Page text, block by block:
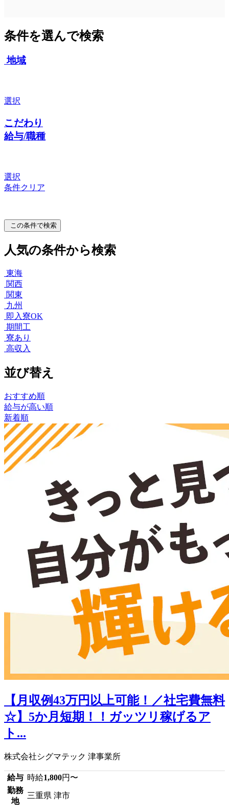
条件を選んで検索
地域
選択
こだわり
給与/職種
選択
条件クリア
この条件で検索
人気の条件から検索
東海
関西
関東
九州
即入寮OK
期間工
寮あり
高収入
並び替え
おすすめ順
給与が高い順
新着順
【月収例43万円以上可能！／社宅費無料
☆】5か月短期！！ガッツリ稼げるア
ト...
株式会社シグマテック 津事業所
給与 時給1,800円〜
勤務
地
三重県 津市